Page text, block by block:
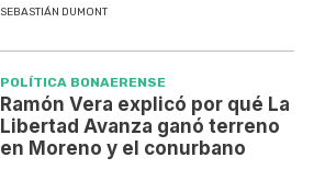
SEBASTIÁN DUMONT
POLÍTICA BONAERENSE
Ramón Vera explicó por qué La
Libertad Avanza ganó terreno
en Moreno y el conurbano